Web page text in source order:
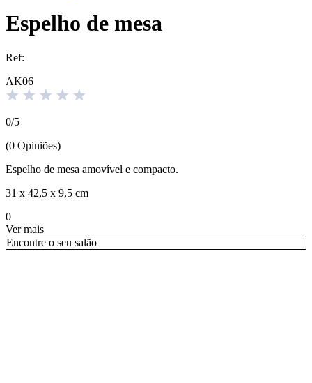
Espelho de mesa
Ref:
AK06
0/5
(0 Opiniões)
Espelho de mesa amovível e compacto.
31 x 42,5 x 9,5 cm
0
Ver mais
Encontre o seu salão